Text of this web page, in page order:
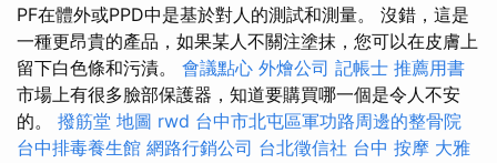
PF在體外或PPD中是基於對人的測試和測量。 沒錯，這是
一種更昂貴的產品，如果某人不關注塗抹，您可以在皮膚上
留下白色條和污漬。 會議點心 外燴公司 記帳士 推薦用書
市場上有很多臉部保護器，知道要購買哪一個是令人不安
的。 撥筋堂 地圖 rwd 台中市北屯區軍功路周邊的整骨院
台中排毒養生館 網路行銷公司 台北徵信社 台中 按摩 大雅